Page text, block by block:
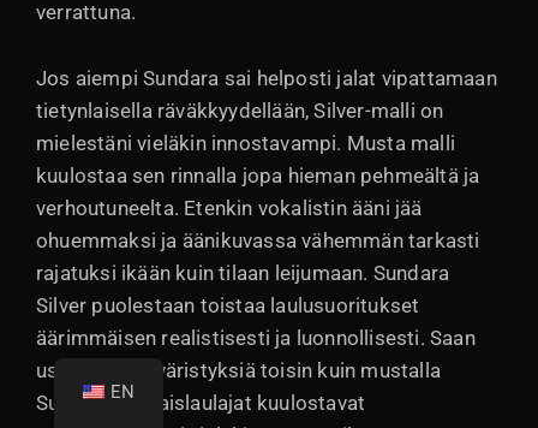
verrattuna.
Jos aiempi Sundara sai helposti jalat vipattamaan
tietynlaisella räväkkyydellään, Silver-malli on
mielestäni vieläkin innostavampi. Musta malli
kuulostaa sen rinnalla jopa hieman pehmeältä ja
verhoutuneelta. Etenkin vokalistin ääni jää
ohuemmaksi ja äänikuvassa vähemmän tarkasti
rajatuksi ikään kuin tilaan leijumaan. Sundara
Silver puolestaan toistaa laulusuoritukset
äärimmäisen realistisesti ja luonnollisesti. Saan
usein kylmiä väristyksiä toisin kuin mustalla
Sundaralla. Naislaulajat kuulostavat
EN